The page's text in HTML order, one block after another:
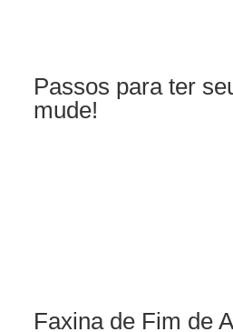
Passos para ter
mude!
Faxina de Fim de